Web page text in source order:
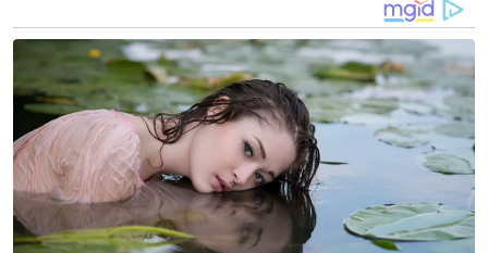
Bangkai lima ekor anjing tersebut akan dihantar ke Hospital
UPM untuk bedah siasat bagi mengetahui punca kematian. -
Foto sumber Facebook